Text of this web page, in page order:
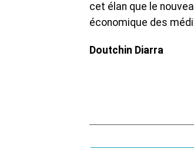
cet élan que le
économique des
Doutchin Diarra